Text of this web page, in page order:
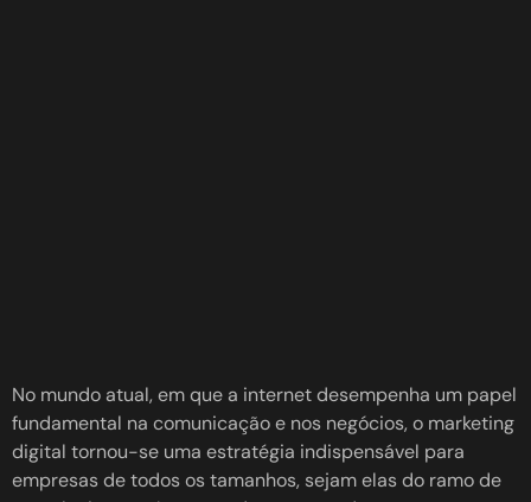
No mundo atual, em que a internet desempenha um papel
fundamental na comunicação e nos negócios, o marketing
digital tornou-se uma estratégia indispensável para
empresas de todos os tamanhos, sejam elas do ramo de